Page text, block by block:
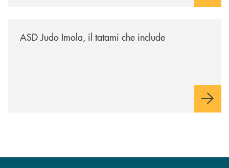
ASD Judo Imola, il tatami che include